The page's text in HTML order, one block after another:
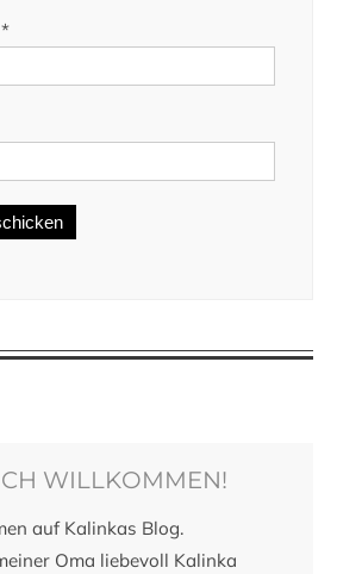
*
WILLKOMMEN!
auf Kalinkas Blog.
Oma liebevoll Kalinka